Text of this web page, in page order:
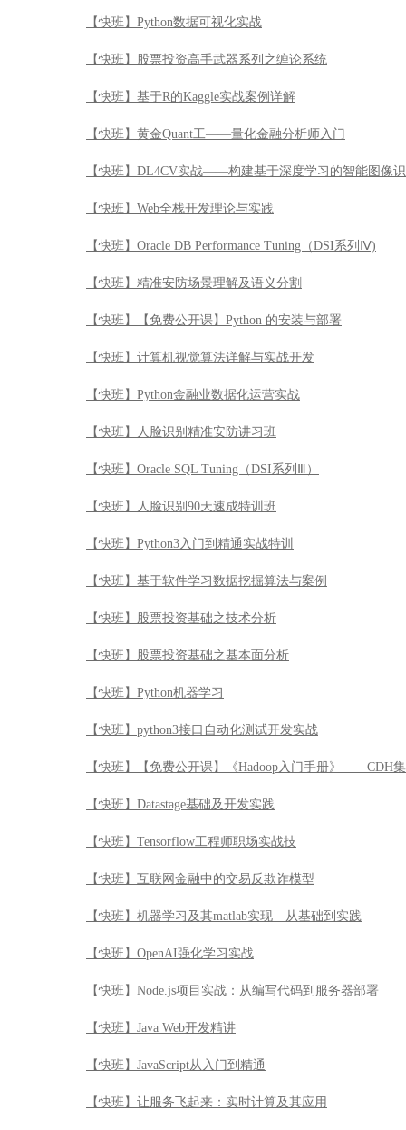
【快班】Python数据可视化实战
【快班】股票投资高手武器系列之缠论系统
【快班】基于R的Kaggle实战案例详解
【快班】黄金Quant工——量化金融分析师入门
【快班】DL4CV实战——构建基于深度学习的智能图像
【快班】Web全栈开发理论与实践
【快班】Oracle DB Performance Tuning（DSI系列Ⅳ)
【快班】精准安防场景理解及语义分割
【快班】【免费公开课】Python 的安装与部署
【快班】计算机视觉算法详解与实战开发
【快班】Python金融业数据化运营实战
【快班】人脸识别精准安防讲习班
【快班】Oracle SQL Tuning（DSI系列Ⅲ）
【快班】人脸识别90天速成特训班
【快班】Python3入门到精通实战特训
【快班】基于软件学习数据挖掘算法与案例
【快班】股票投资基础之技术分析
【快班】股票投资基础之基本面分析
【快班】Python机器学习
【快班】python3接口自动化测试开发实战
【快班】【免费公开课】《Hadoop入门手册》——CDH
【快班】Datastage基础及开发实践
【快班】Tensorflow工程师职场实战技
【快班】互联网金融中的交易反欺诈模型
【快班】机器学习及其matlab实现—从基础到实践
【快班】OpenAI强化学习实战
【快班】Node.js项目实战：从编写代码到服务器部署
【快班】Java Web开发精讲
【快班】JavaScript从入门到精通
【快班】让服务飞起来：实时计算及其应用